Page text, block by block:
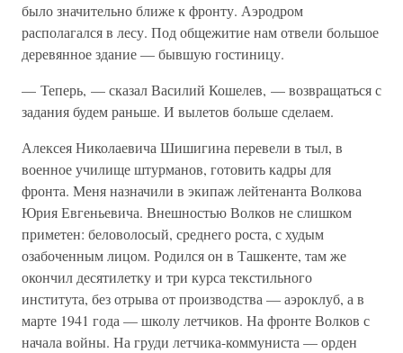
было значительно ближе к фронту. Аэродром
располагался в лесу. Под общежитие нам отвели большое
деревянное здание — бывшую гостиницу.
— Теперь, — сказал Василий Кошелев, — возвращаться с
задания будем раньше. И вылетов больше сделаем.
Алексея Николаевича Шишигина перевели в тыл, в
военное училище штурманов, готовить кадры для
фронта. Меня назначили в экипаж лейтенанта Волкова
Юрия Евгеньевича. Внешностью Волков не слишком
приметен: беловолосый, среднего роста, с худым
озабоченным лицом. Родился он в Ташкенте, там же
окончил десятилетку и три курса текстильного
института, без отрыва от производства — аэроклуб, а в
марте 1941 года — школу летчиков. На фронте Волков с
начала войны. На груди летчика-коммуниста — орден